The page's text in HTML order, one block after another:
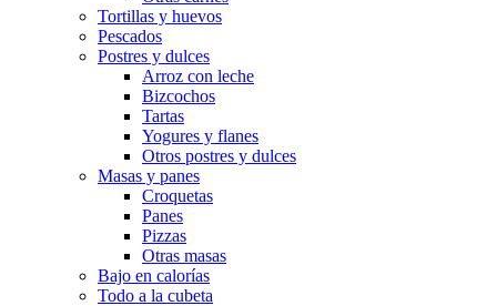
Tortillas y huevos
Pescados
Postres y dulces
Arroz con leche
Bizcochos
Tartas
Yogures y flanes
Otros postres y dulces
Masas y panes
Croquetas
Panes
Pizzas
Otras masas
Bajo en calorías
Todo a la cubeta